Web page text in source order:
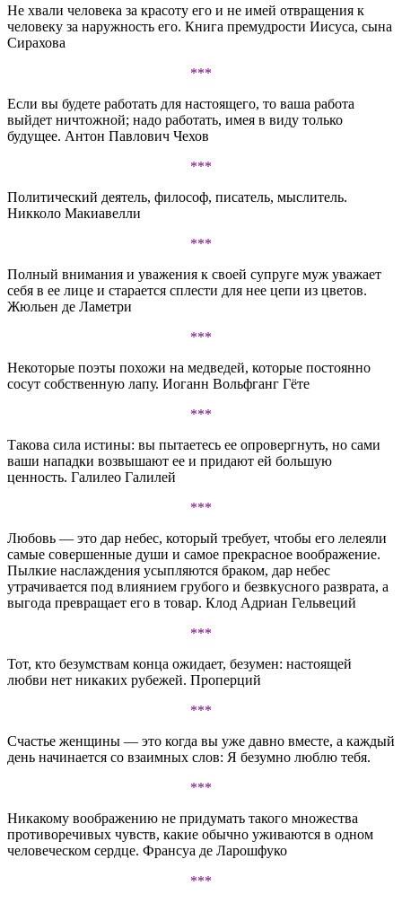
Не хвали человека за красоту его и не имей отвращения к
человеку за наружность его. Книга премудрости Иисуса, сына
Сирахова
***
Если вы будете работать для настоящего, то ваша работа
выйдет ничтожной; надо работать, имея в виду только
будущее. Антон Павлович Чехов
***
Политический деятель, философ, писатель, мыслитель.
Никколо Макиавелли
***
Полный внимания и уважения к своей супруге муж уважает
себя в ее лице и старается сплести для нее цепи из цветов.
Жюльен де Ламетри
***
Некоторые поэты похожи на медведей, которые постоянно
сосут собственную лапу. Иоганн Вольфганг Гёте
***
Такова сила истины: вы пытаетесь ее опровергнуть, но сами
ваши нападки возвышают ее и придают ей большую
ценность. Галилео Галилей
***
Любовь — это дар небес, который требует, чтобы его лелеяли
самые совершенные души и самое прекрасное воображение.
Пылкие наслаждения усыпляются браком, дар небес
утрачивается под влиянием грубого и безвкусного разврата, а
выгода превращает его в товар. Клод Адриан Гельвеций
***
Тот, кто безумствам конца ожидает, безумен: настоящей
любви нет никаких рубежей. Проперций
***
Счастье женщины — это когда вы уже давно вместе, а каждый
день начинается со взаимных слов: Я безумно люблю тебя.
***
Никакому воображению не придумать такого множества
противоречивых чувств, какие обычно уживаются в одном
человеческом сердце. Франсуа де Ларошфуко
***